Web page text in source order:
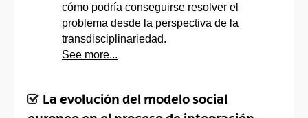
cómo podría conseguirse resolver el
problema desde la perspectiva de la
transdisciplinariedad.
See more...
La evolución del modelo social